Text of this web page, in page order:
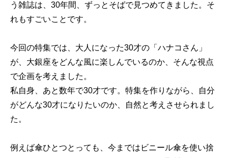
う雑誌は、30年間、ずっとそばで見つめてきました。そ
れもすごいことです。
今回の特集では、大人になった30才の「ハナコさん」
が、大銀座をどんな風に楽しんでいるのか、そんな視点
で企画を考えました。
私自身、あと数年で30才です。特集を作りながら、自分
がどんな30才になりたいのか、自然と考えさせられまし
た。
例えば傘ひとつとっても、今まではビニール傘を使い捨